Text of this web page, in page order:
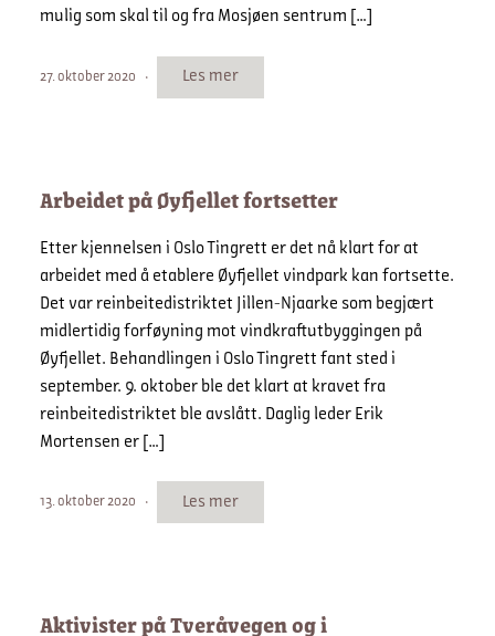
mulig som skal til og fra Mosjøen sentrum […]
27. oktober 2020 Les mer
Arbeidet på Øyfjellet fortsetter
Etter kjennelsen i Oslo Tingrett er det nå klart for at
arbeidet med å etablere Øyfjellet vindpark kan fortsette.
Det var reinbeitedistriktet Jillen-Njaarke som begjært
midlertidig forføyning mot vindkraftutbyggingen på
Øyfjellet. Behandlingen i Oslo Tingrett fant sted i
september. 9. oktober ble det klart at kravet fra
reinbeitedistriktet ble avslått. Daglig leder Erik
Mortensen er […]
13. oktober 2020 Les mer
Aktivister på Tveråvegen og i